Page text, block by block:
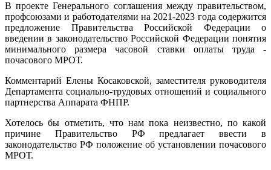
В проекте Генерального соглашения между правительством,
профсоюзами и работодателями на 2021-2023 года содержится
предложение Правительства Российской Федерации о
введении в законодательство Российской Федерации понятия
минимального размера часовой ставки оплаты труда -
почасового МРОТ.
Комментарий Елены Косаковской, заместителя руководителя
Департамента социально-трудовых отношений и социального
партнерства Аппарата ФНПР.
Хотелось бы отметить, что нам пока неизвестно, по какой
причине Правительство РФ предлагает ввести в
законодательство РФ положение об установлении почасового
МРОТ.